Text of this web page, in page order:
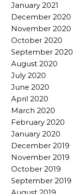
January 2021
December 2020
November 2020
October 2020
September 2020
August 2020
July 2020
June 2020
April 2020
March 2020
February 2020
January 2020
December 2019
November 2019
October 2019
September 2019